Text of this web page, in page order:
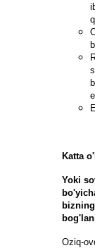
Katta
Yoki
Oziq-